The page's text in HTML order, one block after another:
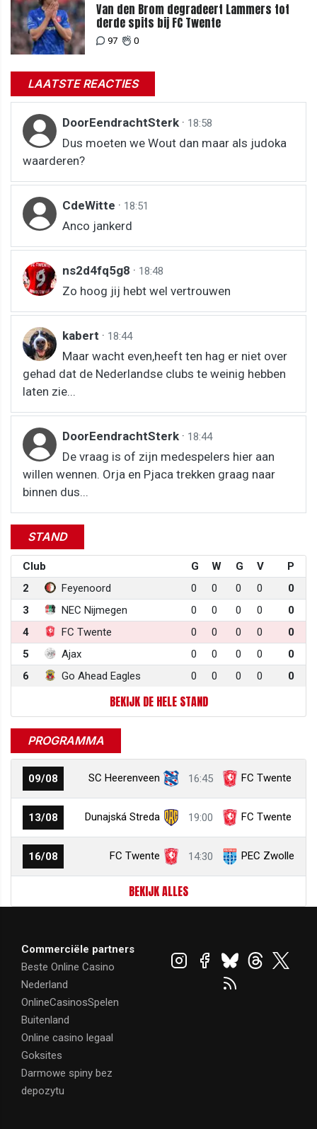
Van den Brom degradeert Lammers tot
derde spits bij FC Twente
97 0
LAATSTE REACTIES
DoorEendrachtSterk · 18:58
Dus moeten we Wout dan maar als judoka
waarderen?
CdeWitte · 18:51
Anco jankerd
ns2d4fq5g8 · 18:48
Zo hoog jij hebt wel vertrouwen
kabert · 18:44
Maar wacht even,heeft ten hag er niet over
gehad dat de Nederlandse clubs te weinig hebben
laten zie...
DoorEendrachtSterk · 18:44
De vraag is of zijn medespelers hier aan
willen wennen. Orja en Pjaca trekken graag naar
binnen dus...
STAND
Club G W G V
P
2
Feyenoord 0 0 0 0
0
3
NEC Nijmegen 0 0 0 0
0
4
FC Twente 0 0 0 0
0
5
Ajax 0 0 0 0
0
6
Go Ahead Eagles 0 0 0 0 0
BEKIJK DE HELE STAND
PROGRAMMA
09/08 SC Heerenveen 16:45 FC Twente
13/08 Dunajská Streda 19:00 FC Twente
16/08 FC Twente 14:30 PEC Zwolle
BEKIJK ALLES
Commerciële partners
Beste Online Casino
Nederland
OnlineCasinosSpelen
Buitenland
Online casino legaal
Goksites
Darmowe spiny bez
depozytu